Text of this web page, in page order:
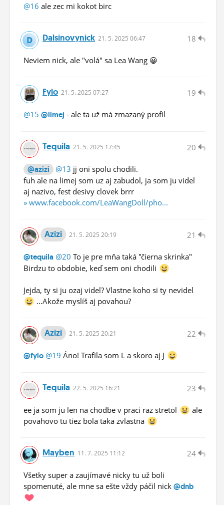
@16 ale zec mi kokot birc
18
Dalsinovynick 21. 5. 2025 06:47
Neviem nick, ale "volá" sa Lea Wang 😀
19
Fylo 21. 5. 2025 07:27
@15 @limej - ale ta už má zmazaný profil
20
Tequila 21. 5. 2025 17:45
@azizi @13 jj oni spolu chodili.
fuh ale na limej som uz aj zabudol, ja som ju videl
aj nazivo, fest desivy clovek brrr
» www.facebook.com/LeaWangDoll/pho...
21
Azizi 21. 5. 2025 20:19
@tequila @20 To je pre mňa taká "čierna skrinka"
Birdzu to obdobie, keď sem oni chodili
Jejda, ty si ju ozaj videl? Vlastne koho si ty nevidel
...Akože myslíš aj povahou?
22
Azizi 21. 5. 2025 20:21
@fylo @19 Áno! Trafila som L a skoro aj J
23
Tequila 22. 5. 2025 16:21
ee ja som ju len na chodbe v praci raz stretol
ale
povahovo tu tiez bola taka zvlastna
24
Mayben 11. 7. 2025 11:12
Všetky super a zaujímavé nicky tu už boli
spomenuté, ale mne sa ešte vždy páčil nick @dnb